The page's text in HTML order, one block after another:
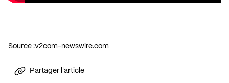
Source :v2com-newswire.com
Partager l'article